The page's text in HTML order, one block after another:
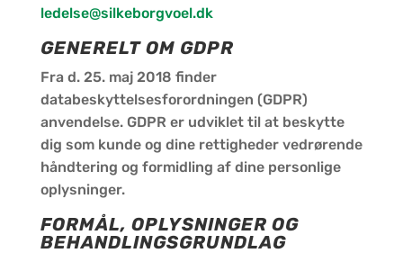
ledelse@silkeborgvoel.dk
GENERELT OM GDPR
Fra d. 25. maj 2018 finder
databeskyttelsesforordningen (GDPR)
anvendelse. GDPR er udviklet til at beskytte
dig som kunde og dine rettigheder vedrørende
håndtering og formidling af dine personlige
oplysninger.
FORMÅL, OPLYSNINGER OG
BEHANDLINGSGRUNDLAG